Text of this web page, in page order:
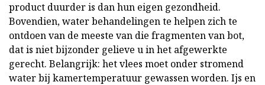
product duurder is dan hun eigen gezondheid.
Bovendien, water behandelingen te helpen zich te
ontdoen van de meeste van die fragmenten van bot,
dat is niet bijzonder gelieve u in het afgewerkte
gerecht. Belangrijk: het vlees moet onder stromend
water bij kamertemperatuur gewassen worden. Ijs en